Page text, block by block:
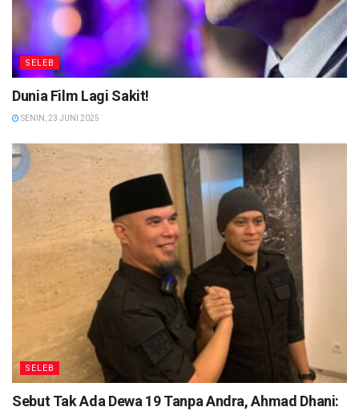
SELEB
Dunia Film Lagi Sakit!
SENIN, 23 JUNI 2025
SELEB
Sebut Tak Ada Dewa 19 Tanpa Andra, Ahmad Dhani: